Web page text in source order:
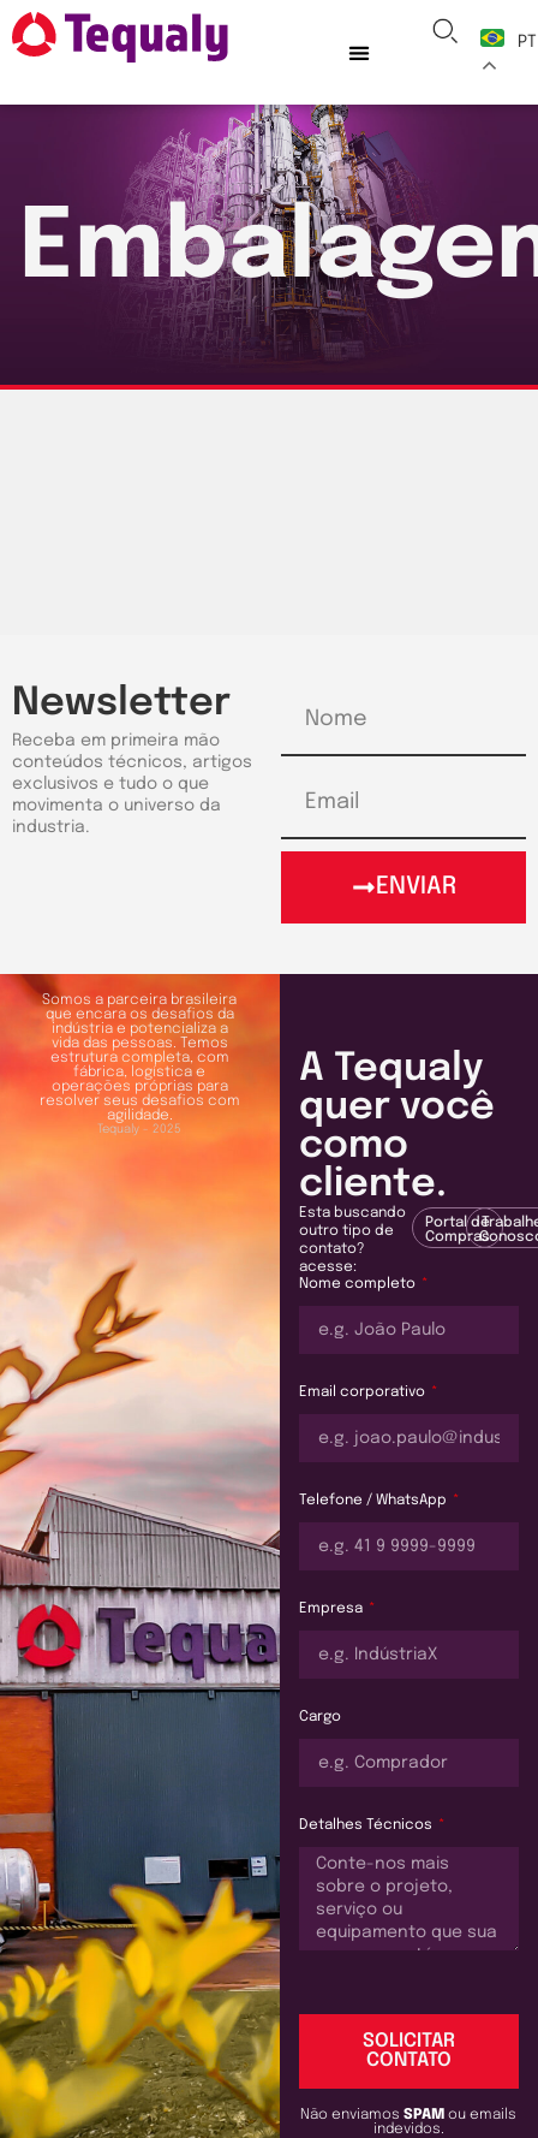
PT
Newsletter
Receba em primeira mão
conteúdos técnicos, artigos
exclusivos e tudo o que
movimenta o universo da
industria.
ENVIAR
Somos a parceira brasileira
que encara os desafios da
indústria e potencializa a
vida das pessoas. Temos
estrutura completa, com
fábrica, logística e
operações próprias para
resolver seus desafios com
agilidade.
Tequaly - 2025
A Tequaly
quer você
como
cliente.
Esta buscando
outro tipo de
contato?
acesse:
Portal de
Compras
Nome completo
Email corporativo
Telefone / WhatsApp
Empresa
Cargo
Detalhes Técnicos
SOLICITAR
CONTATO
Não enviamosSPAMou emails
indevidos.